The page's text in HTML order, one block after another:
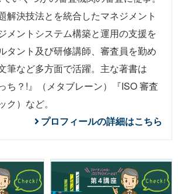
解決技法とを統合したマネジメント
メントシステム構築と運用の支援を
タント及び研修講師、審査員を勤め
筆など多方面で活躍。主な著書は
ち？!』（メタブレーン）『ISO 審査
ク）など。
プロフィールの詳細はこちら